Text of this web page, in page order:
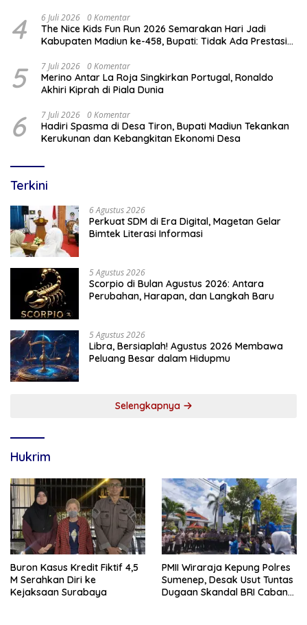
4 6 Juli 2026 0 Komentar
The Nice Kids Fun Run 2026 Semarakan Hari Jadi
Kabupaten Madiun ke-458, Bupati: Tidak Ada Prestasi
5 7 Juli 2026 0 Komentar
Merino Antar La Roja Singkirkan Portugal, Ronaldo
Akhiri Kiprah di Piala Dunia
6 7 Juli 2026 0 Komentar
Hadiri Spasma di Desa Tiron, Bupati Madiun Tekankan
Kerukunan dan Kebangkitan Ekonomi Desa
Terkini
6 Agustus 2026
Perkuat SDM di Era Digital, Magetan Gelar
Bimtek Literasi Informasi
5 Agustus 2026
Scorpio di Bulan Agustus 2026: Antara
Perubahan, Harapan, dan Langkah Baru
5 Agustus 2026
Libra, Bersiaplah! Agustus 2026 Membawa
Peluang Besar dalam Hidupmu
Selengkapnya
Hukrim
Buron Kasus Kredit Fiktif 4,5
M Serahkan Diri ke
Kejaksaan Surabaya
PMII Wiraraja Kepung Polres
Sumenep, Desak Usut Tuntas
Dugaan Skandal BRI Cabang